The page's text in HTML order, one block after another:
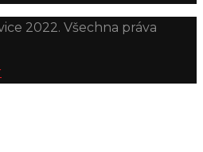
2022. Všechna práva